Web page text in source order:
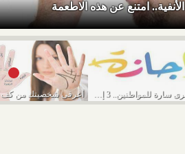
امتنع عن هذه الاطعمة